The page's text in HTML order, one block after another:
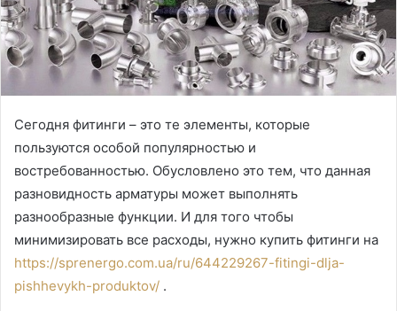
Сегодня фитинги – это те элементы, которые
пользуются особой популярностью и
востребованностью. Обусловлено это тем, что данная
разновидность арматуры может выполнять
разнообразные функции. И для того чтобы
минимизировать все расходы, нужно купить фитинги на
https://sprenergo.com.ua/ru/644229267-fitingi-dlja-
pishhevykh-produktov/ .